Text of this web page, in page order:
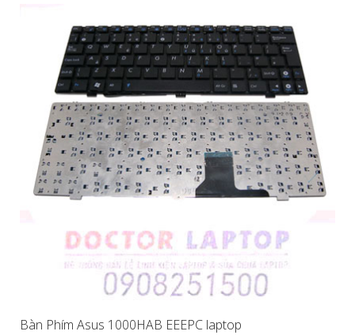
Bàn Phím Asus 1000HAB EEEPC laptop